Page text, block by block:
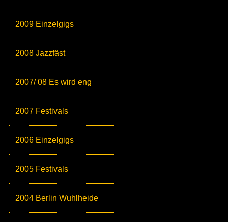
2009 Einzelgigs
2008 Jazzfäst
2007/ 08 Es wird eng
2007 Festivals
2006 Einzelgigs
2005 Festivals
2004 Berlin Wuhlheide